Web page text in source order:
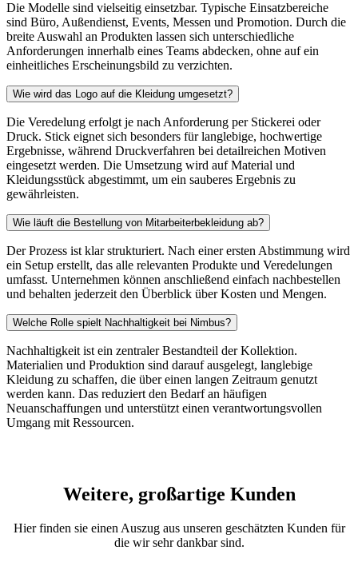
Die Modelle sind vielseitig einsetzbar. Typische Einsatzbereiche
sind Büro, Außendienst, Events, Messen und Promotion. Durch die
breite Auswahl an Produkten lassen sich unterschiedliche
Anforderungen innerhalb eines Teams abdecken, ohne auf ein
einheitliches Erscheinungsbild zu verzichten.
Wie wird das Logo auf die Kleidung umgesetzt?
Die Veredelung erfolgt je nach Anforderung per Stickerei oder
Druck. Stick eignet sich besonders für langlebige, hochwertige
Ergebnisse, während Druckverfahren bei detailreichen Motiven
eingesetzt werden. Die Umsetzung wird auf Material und
Kleidungsstück abgestimmt, um ein sauberes Ergebnis zu
gewährleisten.
Wie läuft die Bestellung von Mitarbeiterbekleidung ab?
Der Prozess ist klar strukturiert. Nach einer ersten Abstimmung wird
ein Setup erstellt, das alle relevanten Produkte und Veredelungen
umfasst. Unternehmen können anschließend einfach nachbestellen
und behalten jederzeit den Überblick über Kosten und Mengen.
Welche Rolle spielt Nachhaltigkeit bei Nimbus?
Nachhaltigkeit ist ein zentraler Bestandteil der Kollektion.
Materialien und Produktion sind darauf ausgelegt, langlebige
Kleidung zu schaffen, die über einen langen Zeitraum genutzt
werden kann. Das reduziert den Bedarf an häufigen
Neuanschaffungen und unterstützt einen verantwortungsvollen
Umgang mit Ressourcen.
Weitere, großartige Kunden
Hier finden sie einen Auszug aus unseren geschätzten Kunden für
die wir sehr dankbar sind.